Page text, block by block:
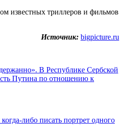
известных триллеров и фильмов
Источник: bigpicture.ru
В Республике Сербской
Путина по отношению к
либо писать портрет одного